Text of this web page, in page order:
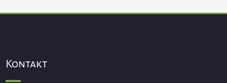
Kontakt